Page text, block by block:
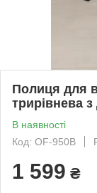
Полиця для
трирівнева
В наявності
Код: OF-950B
1 599 ₴